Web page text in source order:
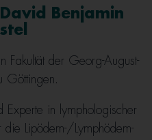
Benjamin
Fakultät der Georg-August-
Göttingen.
Experte in lymphologischer
die Lipödem-/Lymphödem-